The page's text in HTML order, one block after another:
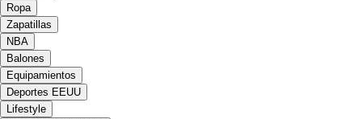
Ropa
Zapatillas
NBA
Balones
Equipamientos
Deportes EEUU
Lifestyle